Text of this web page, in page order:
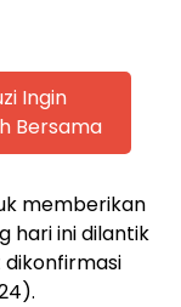
Ingin
Bersama
memberikan
hari ini dilantik
dikonfirmasi